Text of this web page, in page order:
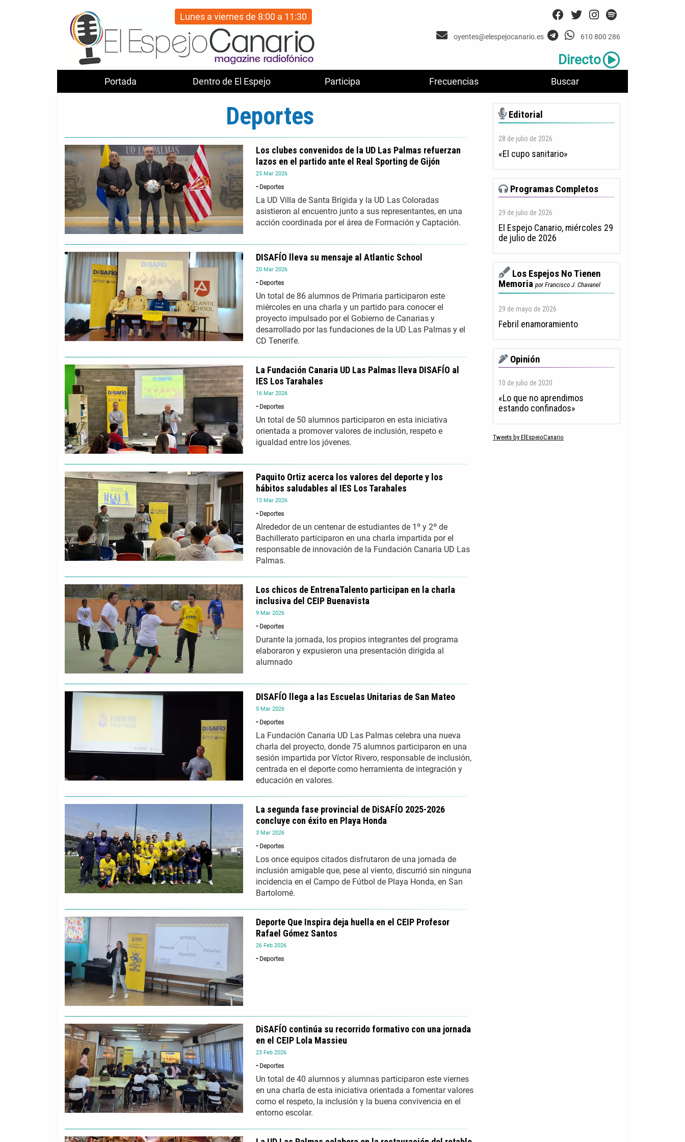
Portada Dentro de El Espejo Participa Frecuencias Buscar
Lunes a viernes de 8:00 a 11:30
oyentes@elespejocanario.es 610 800 286
Directo
Deportes
25 Mar 2026
Deportes
Los clubes convenidos de la UD Las Palmas refuerzan
lazos en el partido ante el Real Sporting de Gijón
La UD Villa de Santa Brígida y la UD Las Coloradas
asistieron al encuentro junto a sus representantes, en una
acción coordinada por el área de Formación y Captación.
20 Mar 2026
Deportes
DISAFÍO lleva su mensaje al Atlantic School
Un total de 86 alumnos de Primaria participaron este
miércoles en una charla y un partido para conocer el
proyecto impulsado por el Gobierno de Canarias y
desarrollado por las fundaciones de la UD Las Palmas y el
CD Tenerife.
16 Mar 2026
Deportes
La Fundación Canaria UD Las Palmas lleva DISAFÍO al
IES Los Tarahales
Un total de 50 alumnos participaron en esta iniciativa
orientada a promover valores de inclusión, respeto e
igualdad entre los jóvenes.
13 Mar 2026
Deportes
Paquito Ortiz acerca los valores del deporte y los
hábitos saludables al IES Los Tarahales
Alrededor de un centenar de estudiantes de 1º y 2º de
Bachillerato participaron en una charla impartida por el
responsable de innovación de la Fundación Canaria UD Las
Palmas.
9 Mar 2026
Deportes
Los chicos de EntrenaTalento participan en la charla
inclusiva del CEIP Buenavista
Durante la jornada, los propios integrantes del programa
elaboraron y expusieron una presentación dirigida al
alumnado
5 Mar 2026
Deportes
DISAFÍO llega a las Escuelas Unitarias de San Mateo
La Fundación Canaria UD Las Palmas celebra una nueva
charla del proyecto, donde 75 alumnos participaron en una
sesión impartida por Víctor Rivero, responsable de inclusión,
centrada en el deporte como herramienta de integración y
educación en valores.
3 Mar 2026
Deportes
La segunda fase provincial de DiSAFÍO 2025-2026
concluye con éxito en Playa Honda
Los once equipos citados disfrutaron de una jornada de
inclusión amigable que, pese al viento, discurrió sin ninguna
incidencia en el Campo de Fútbol de Playa Honda, en San
Bartolomé.
26 Feb 2026
Deportes
Deporte Que Inspira deja huella en el CEIP Profesor
Rafael Gómez Santos
23 Feb 2026
Deportes
DiSAFÍO continúa su recorrido formativo con una jornada
en el CEIP Lola Massieu
Un total de 40 alumnos y alumnas participaron este viernes
en una charla de esta iniciativa orientada a fomentar valores
como el respeto, la inclusión y la buena convivencia en el
entorno escolar.
Editorial
28 de julio de 2026
«El cupo sanitario»
Programas Completos
29 de julio de 2026
El Espejo Canario, miércoles 29
de julio de 2026
Los Espejos No Tienen
Memoria por Francisco J. Chavanel
29 de mayo de 2026
Febril enamoramiento
Opinión
10 de julio de 2020
«Lo que no aprendimos
estando confinados»
Tweets by ElEspejoCanario